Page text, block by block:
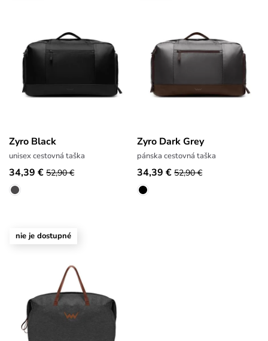
Zyro Black
unisex cestovná taška
34,39 € 52,90 €
Zyro Dark Grey
pánska cestovná taška
34,39 € 52,90 €
nie je dostupné